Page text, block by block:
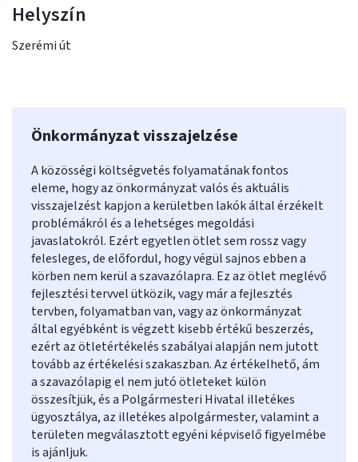
Helyszín
Szerémi út
Önkormányzat visszajelzése
A közösségi költségvetés folyamatának fontos
eleme, hogy az önkormányzat valós és aktuális
visszajelzést kapjon a kerületben lakók által érzékelt
problémákról és a lehetséges megoldási
javaslatokról. Ezért egyetlen ötlet sem rossz vagy
felesleges, de előfordul, hogy végül sajnos ebben a
körben nem kerül a szavazólapra. Ez az ötlet meglévő
fejlesztési tervvel ütközik, vagy már a fejlesztés
tervben, folyamatban van, vagy az önkormányzat
által egyébként is végzett kisebb értékű beszerzés,
ezért az ötletértékelés szabályai alapján nem jutott
tovább az értékelési szakaszban. Az értékelhető, ám
a szavazólapig el nem jutó ötleteket külön
összesítjük, és a Polgármesteri Hivatal illetékes
ügyosztálya, az illetékes alpolgármester, valamint a
területen megválasztott egyéni képviselő figyelmébe
is ajánljuk.